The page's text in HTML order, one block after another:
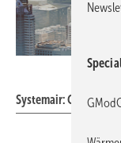
Systemair: Geräte-